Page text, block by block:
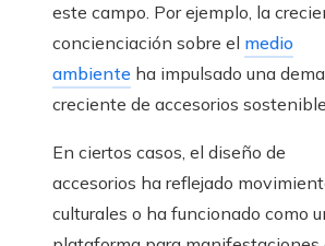
este campo. Por ejemplo, la
concienciación sobre el medio
ambiente ha impulsado una
creciente de accesorios
En ciertos casos, el diseño de
accesorios ha reflejado
culturales o ha funcionado como